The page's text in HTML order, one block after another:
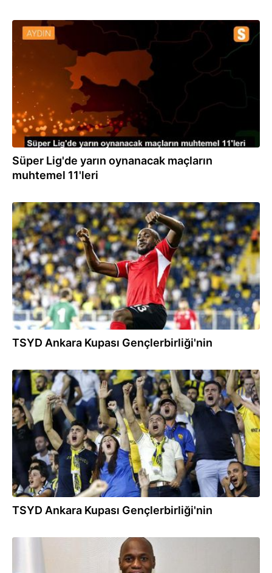
23.08.2019
Süper Lig'de yarın oynanacak maçların
muhtemel 11'leri
09.08.2019
TSYD Ankara Kupası Gençlerbirliği'nin
09.08.2019
TSYD Ankara Kupası Gençlerbirliği'nin